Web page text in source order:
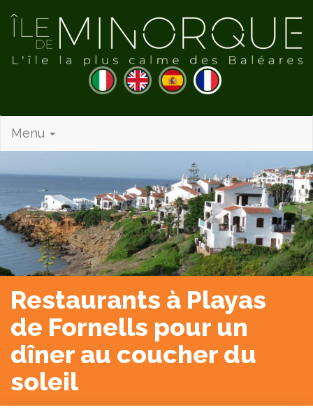
Menu
Restaurants à Playas
de Fornells pour un
dîner au coucher du
soleil